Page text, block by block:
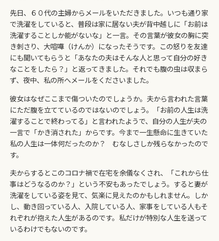
先日、６０代の主婦からメールをいただきました。いつも通り家
で洗濯をしていると、普段は家に居ない夫が背中越しに「お前は
洗濯することしか能がないな」と一言。その言葉が彼女の胸に突
き刺さり、大喧嘩（けんか）になったそうです。この怒りを友達
にも聞いてもらうと「あなたの夫はそんな人と思って自分の好き
なことをしたら？」と返ってきました。それでも腹の虫は収まら
ず、夜中、私の所へメールをくださいました。
彼女はなぜここまで傷ついたのでしょうか。夫から言われた言葉
にただ腹を立てているのではないのでしょう。「お前の人生は洗
濯することで終わってる」と言われたようで、自分の人生が夫の
一言で「かき消された」からです。今まで一生懸命に生きていた
私の人生は一体何だったのか？ むなしさしか残らなかったので
す。
夫からするとこのコロナ禍で在宅を余儀なくされ、「これから仕
事はどうなるのか？」という不安もあったでしょう。すると妻が
洗濯をしている姿を見て、気楽に見えたのかもしれません。しか
し、動き回っている人、入院している人、家事をしている人もそ
れぞれが抱えた人生があるのです。私だけが特別な人生を送って
いるわけでもないのです。